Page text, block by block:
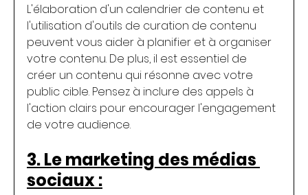
L'élaboration d'un calendrier de contenu et
l'utilisation d'outils de curation de contenu
peuvent vous aider à planifier et à organiser
votre contenu. De plus, il est essentiel de
créer un contenu qui résonne avec votre
public cible. Pensez à inclure des appels à
l'action clairs pour encourager l'engagement
de votre audience.
3. Le marketing des médias
sociaux :